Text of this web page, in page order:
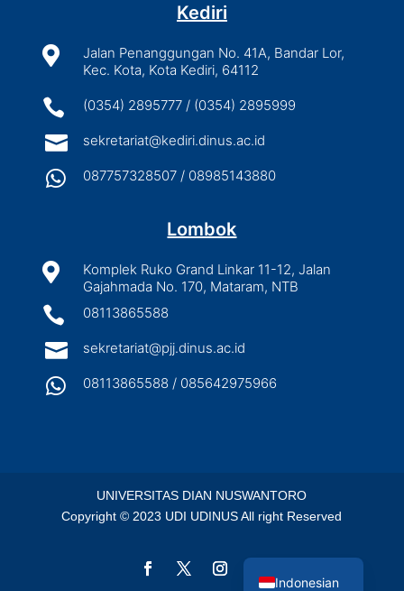
Kediri

Jalan Penanggungan No. 41A, Bandar Lor,
Kec. Kota, Kota Kediri, 64112
 (0354) 2895777 / (0354) 2895999
 sekretariat@kediri.dinus.ac.id
 087757328507 / 08985143880
Lombok

Komplek Ruko Grand Linkar 11-12, Jalan
Gajahmada No. 170, Mataram, NTB
 08113865588
 sekretariat@pjj.dinus.ac.id
 08113865588 / 085642975966
UNIVERSITAS DIAN NUSWANTORO
Copyright © 2023 UDI UDINUS All right Reserved
Indonesian